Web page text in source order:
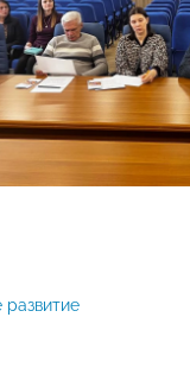
развитие